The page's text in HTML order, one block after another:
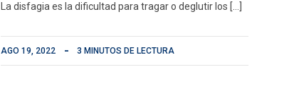
La disfagia es la dificultad para tragar o deglutir los […]
AGO 19, 2022 3 MINUTOS DE LECTURA